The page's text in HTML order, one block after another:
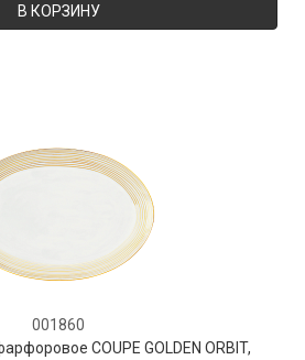
В КОРЗИНУ
001860
COUPE GOLDEN ORBIT,